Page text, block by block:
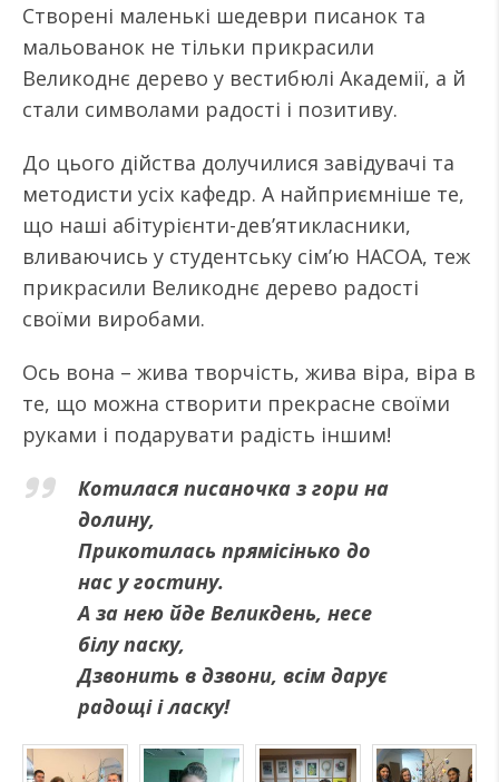
Створені маленькі шедеври писанок та
мальованок не тільки прикрасили
Великоднє дерево у вестибюлі Академії, а й
стали символами радості і позитиву.
До цього дійства долучилися завідувачі та
методисти усіх кафедр. А найприємніше те,
що наші абітурієнти-дев’ятикласники,
вливаючись у студентську сім’ю НАСОА, теж
прикрасили Великоднє дерево радості
своїми виробами.
Ось вона – жива творчість, жива віра, віра в
те, що можна створити прекрасне своїми
руками і подарувати радість іншим!
Котилася писаночка з гори на
долину,
Прикотилась прямісінько до
нас у гостину.
А за нею йде Великдень, несе
білу паску,
Дзвонить в дзвони, всім дарує
радощі і ласку!